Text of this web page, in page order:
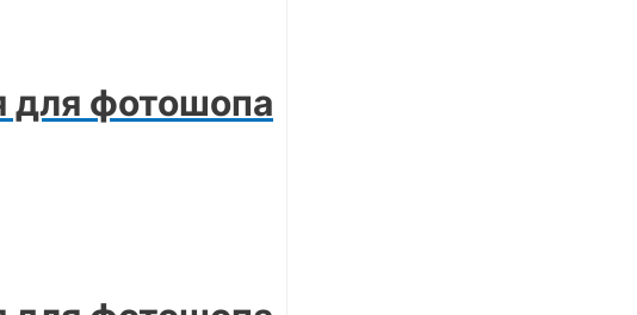
для фотошопа